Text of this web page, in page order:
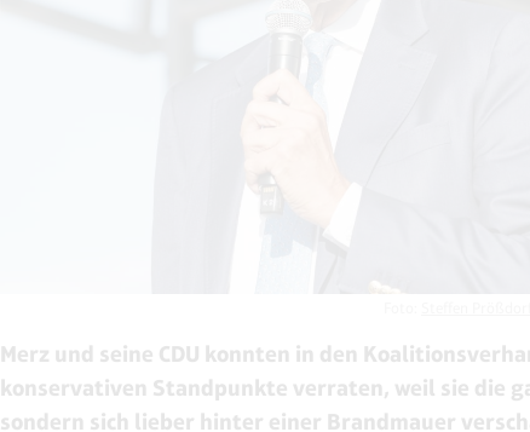
Merz und seine CDU konnten in den
konservativen Standpunkte verraten, weil sie die
sondern sich lieber hinter einer Brandmauer